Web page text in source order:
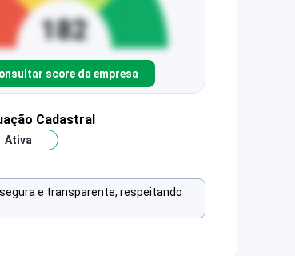
score da empresa
Cadastral
Ativa
e transparente, respeitando